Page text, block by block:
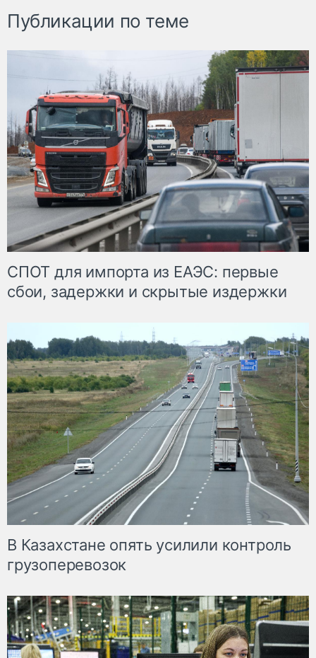
Публикации по теме
СПОТ для импорта из ЕАЭС: первые
сбои, задержки и скрытые издержки
В Казахстане опять усилили контроль
грузоперевозок